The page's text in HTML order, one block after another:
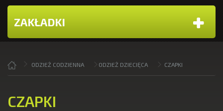
ZAKŁADKI
ODZIEŻ CODZIENNA ODZIEŻ DZIECIĘCA CZAPKI
CZAPKI